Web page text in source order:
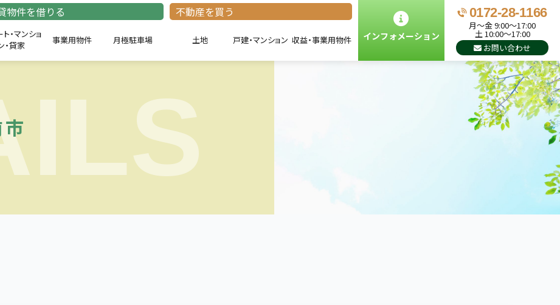
物件を借りる 不動産を買う
・マンショ
・貸家
事業用物件 月極駐車場 土地 戸建・マンション 収益・事業用物件 インフォメーション
0172-28-1166
月～金 9:00～17:00
土 10:00～17:00
お問い合わせ
市